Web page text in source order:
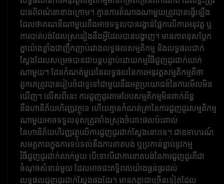
បាន​ពិពណ៌នា​ខាងក្រោម។ គ្មានការតំណាងណាមួយត្រូវបានធ្វើឡើង
ដែលថាគណនីណាមួយនឹងអាចទទួលបានរង្វាន់ផ្អែកលើការអនុវត្ត ឬ
ការបាត់បង់ដែលស្រដៀងនឹងអ្វីដែលបានបង្ហាញ។ មានភាពខុសប្លែក
គ្នាយ៉ាងខ្លាំងជាញឹកញាប់រវាងលទ្ធផលសម្មតិកម្ម និងលទ្ធផលជាក់
ស្តែងដែលសម្រេចបានជាបន្តបន្ទាប់ដោយកម្មវិធីជួញដូរជាក់លាក់
ណាមួយ។ ដែនកំណត់មួយនៃលទ្ធផលនៃការអនុវត្តសម្មតិកម្មគឺថា
ពួកគេត្រូវបានរៀបចំជាទូទៅជាមួយនឹងអត្ថប្រយោជន៍នៃការមើលមិន
ឃើញ។ លើសពីនេះ ការជួញដូរតាមបែបសម្មតិកម្មមិនពាក់ព័ន្ធ
នឹងហានិភ័យហិរញ្ញវត្ថុទេ ហើយគ្មានកំណត់ត្រានៃការជួញដូរសម្មតិកម្ម
ណាមួយអាចទទួលខុសត្រូវទាំងស្រុងចំពោះផលប៉ះពាល់
នៃហានិភ័យហិរញ្ញវត្ថុលើការជួញដូរជាក់ស្តែងនោះទេ។ ជាឧទាហរណ៍
សមត្ថភាពក្នុងការទប់ទល់នឹងការខាតបង់ ឬប្រកាន់ខ្ជាប់នូវកម្ម
វិធីជួញដូរជាក់លាក់មួយ បើទោះបីជាការខាតបង់នៃការជួញដូរគឺជា
ចំណុចសំខាន់មួយ ដែលអាចជះឥទ្ធិពលយ៉ាងធ្ងន់ធ្ងរដល់
លទ្ធផលជួញដូរជាក់ស្តែងផងដែរ។ មានកត្តាជាច្រើនទៀតដែល